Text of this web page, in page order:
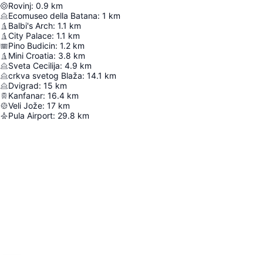
Rovinj: 0.9 km
Ecomuseo della Batana: 1 km
Balbi's Arch: 1.1 km
City Palace: 1.1 km
Pino Budicin: 1.2 km
Mini Croatia: 3.8 km
Sveta Cecilija: 4.9 km
crkva svetog Blaža: 14.1 km
Dvigrad: 15 km
Kanfanar: 16.4 km
Veli Jože: 17 km
Pula Airport: 29.8 km